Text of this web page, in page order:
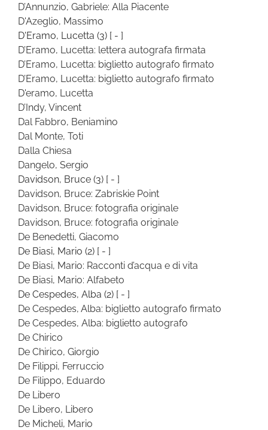
D’Annunzio, Gabriele: Alla Piacente
D'Azeglio, Massimo
D'Eramo, Lucetta (3) [ - ]
D’Eramo, Lucetta: lettera autografa firmata
D’Eramo, Lucetta: biglietto autografo firmato
D’Eramo, Lucetta: biglietto autografo firmato
D'eramo, Lucetta
D’Indy, Vincent
Dal Fabbro, Beniamino
Dal Monte, Toti
Dalla Chiesa
Dangelo, Sergio
Davidson, Bruce (3) [ - ]
Davidson, Bruce: Zabriskie Point
Davidson, Bruce: fotografia originale
Davidson, Bruce: fotografia originale
De Benedetti, Giacomo
De Biasi, Mario (2) [ - ]
De Biasi, Mario: Racconti d’acqua e di vita
De Biasi, Mario: Alfabeto
De Cespedes, Alba (2) [ - ]
De Cespedes, Alba: biglietto autografo firmato
De Cespedes, Alba: biglietto autografo
De Chirico
De Chirico, Giorgio
De Filippi, Ferruccio
De Filippo, Eduardo
De Libero
De Libero, Libero
De Micheli, Mario